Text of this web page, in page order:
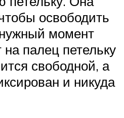
освободить
момент
на палец петельку
свободной, а
и никуда